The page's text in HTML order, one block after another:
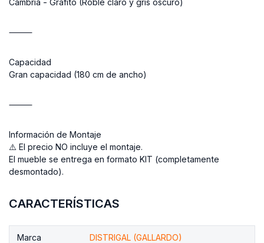
⸻
Capacidad
Gran capacidad (180 cm de ancho)
⸻
Información de Montaje
⚠️ El precio NO incluye el montaje.
El mueble se entrega en formato KIT (completamente
desmontado).
CARACTERÍSTICAS
Marca DISTRIGAL (GALLARDO)